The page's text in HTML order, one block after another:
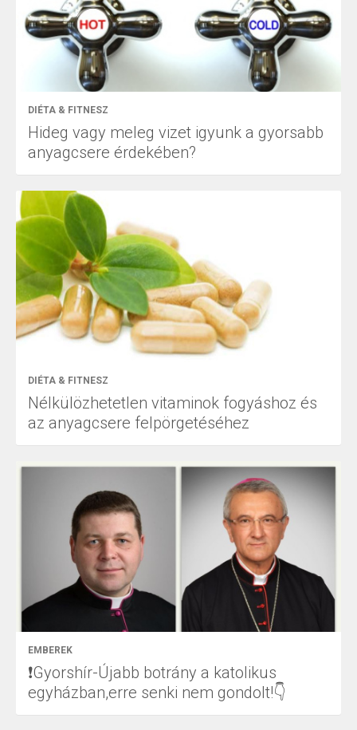
DIÉTA & FITNESZ
Hideg vagy meleg vizet igyunk a gyorsabb
anyagcsere érdekében?
DIÉTA & FITNESZ
Nélkülözhetetlen vitaminok fogyáshoz és
az anyagcsere felpörgetéséhez
EMBEREK
❗Gyorshír-Újabb botrány a katolikus
egyházban,erre senki nem gondolt!👇